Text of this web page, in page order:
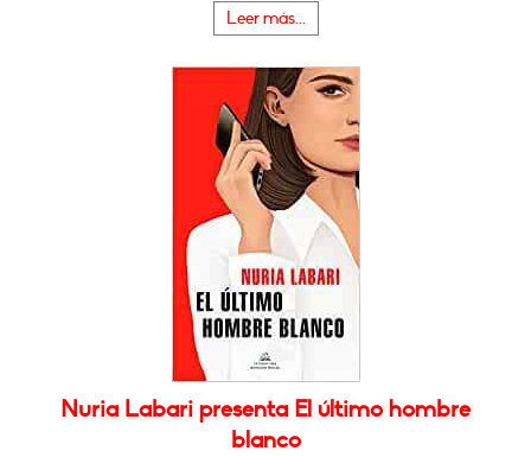
Leer más...
Nuria Labari presenta El último hombre
blanco